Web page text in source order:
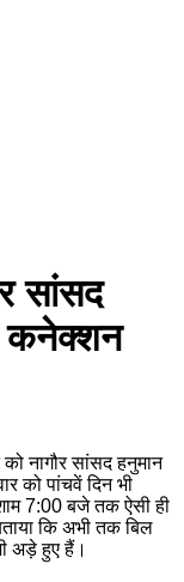
सांसद
कनेक्शन
नागौर सांसद हनुमान
को पांचवें दिन भी
7:00 बजे तक ऐसी ही
कि अभी तक बिल
अड़े हुए हैं।